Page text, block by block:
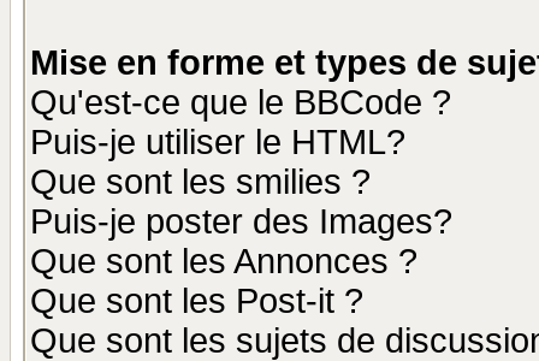
Mise en forme et types de
Qu'est-ce que le BBCode ?
Puis-je utiliser le HTML?
Que sont les smilies ?
Puis-je poster des Images?
Que sont les Annonces ?
Que sont les Post-it ?
Que sont les sujets de